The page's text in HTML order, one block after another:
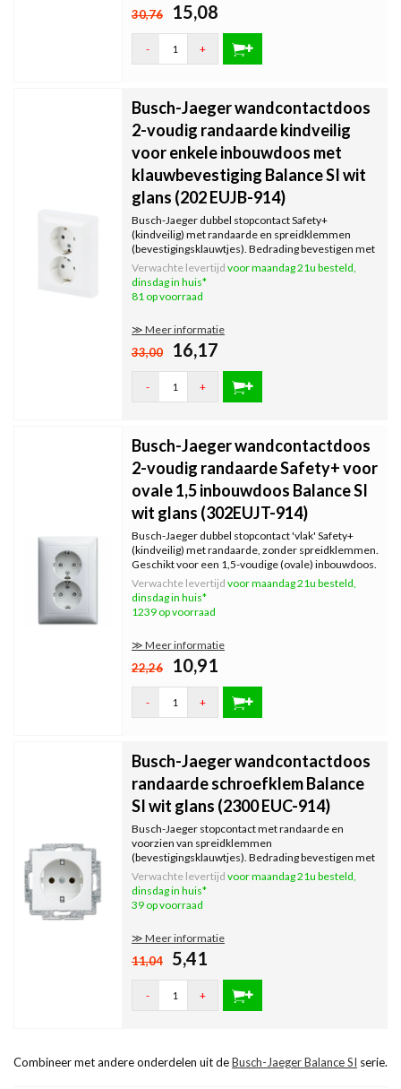
30,76 15,08
- +
Busch-Jaeger wandcontactdoos
2-voudig randaarde kindveilig
voor enkele inbouwdoos met
klauwbevestiging Balance SI wit
glans (202 EUJB-914)
Busch-Jaeger dubbel stopcontact Safety+
(kindveilig) met randaarde en spreidklemmen
(bevestigingsklauwtjes). Bedrading bevestigen met
steekklemmen. Geschikt voor standaard enkele
inbouwdozen. Serie: Balance SI, kleur: wit glans.
Verwachte levertijd voor maandag 21u besteld,
dinsdag in huis*
81 op voorraad
≫ Meer informatie
33,00 16,17
- +
Busch-Jaeger wandcontactdoos
2-voudig randaarde Safety+ voor
ovale 1,5 inbouwdoos Balance SI
wit glans (302EUJT-914)
Busch-Jaeger dubbel stopcontact 'vlak' Safety+
(kindveilig) met randaarde, zonder spreidklemmen.
Geschikt voor een 1,5-voudige (ovale) inbouwdoos.
Niet geschikt voor een standaard enkele (ronde)
inbouwdoos. Serie: Balance SI, kleur: wit glans.
Verwachte levertijd voor maandag 21u besteld,
dinsdag in huis*
1239 op voorraad
≫ Meer informatie
22,26 10,91
- +
Busch-Jaeger wandcontactdoos
randaarde schroefklem Balance
SI wit glans (2300 EUC-914)
Busch-Jaeger stopcontact met randaarde en
voorzien van spreidklemmen
(bevestigingsklauwtjes). Bedrading bevestigen met
schroefklemmen. Inclusief binnenwerk, exclusief
afdekraam. Serie: Balance SI, kleur: wit glans.
Verwachte levertijd voor maandag 21u besteld,
dinsdag in huis*
39 op voorraad
≫ Meer informatie
11,04 5,41
- +
Combineer met andere onderdelen uit deBusch-Jaeger Balance SI serie.